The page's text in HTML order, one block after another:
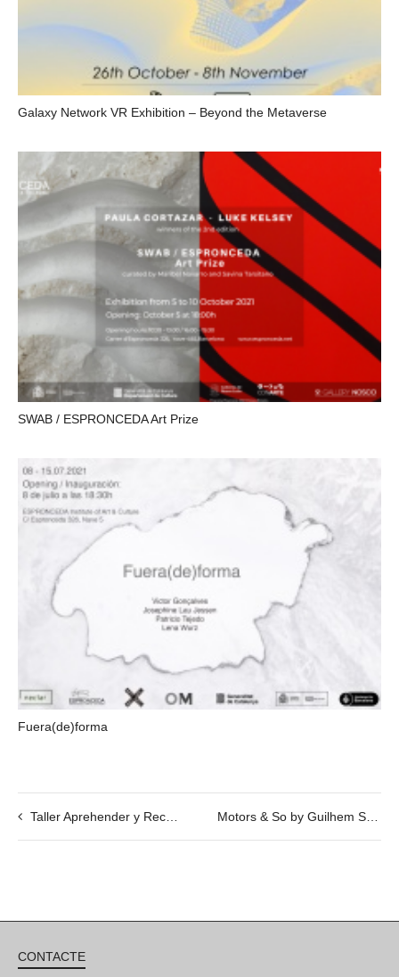
Galaxy Network VR Exhibition – Beyond the Metaverse
SWAB / ESPRONCEDA Art Prize
Fuera(de)forma
Taller Aprehender y Recortar Naturgemälde / Marta de los Pájaros Motors & So by Guilhem Senges
CONTACTE